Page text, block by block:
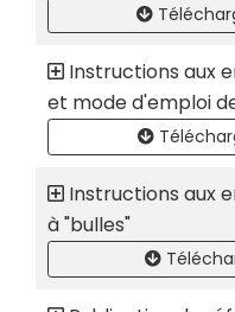
Instructions aux
et mode d'emploi
Instructions aux
à "bulles"